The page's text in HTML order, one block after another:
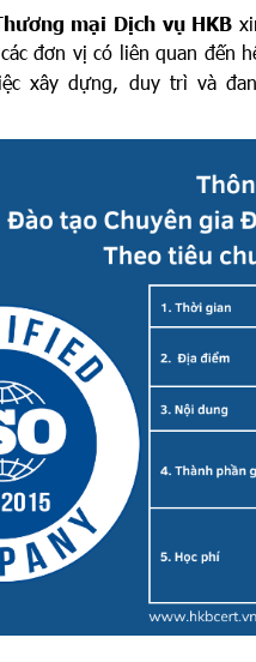
mại Dịch vụ HKB
đơn vị có liên quan đến
xây dựng, duy trì và